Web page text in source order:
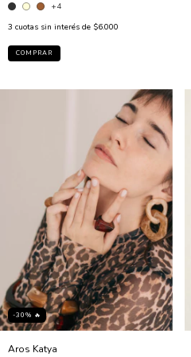
+4
3 cuotas sin interés de $6.000
COMPRAR
-30% 🔥
Aros Katya